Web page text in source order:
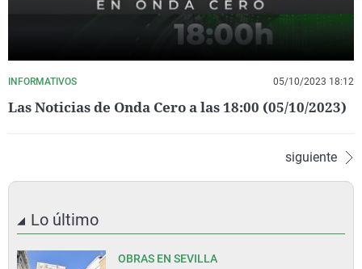
INFORMATIVOS 05/10/2023 18:12
Las Noticias de Onda Cero a las 18:00 (05/10/2023)
siguiente
Lo último
OBRAS EN SEVILLA